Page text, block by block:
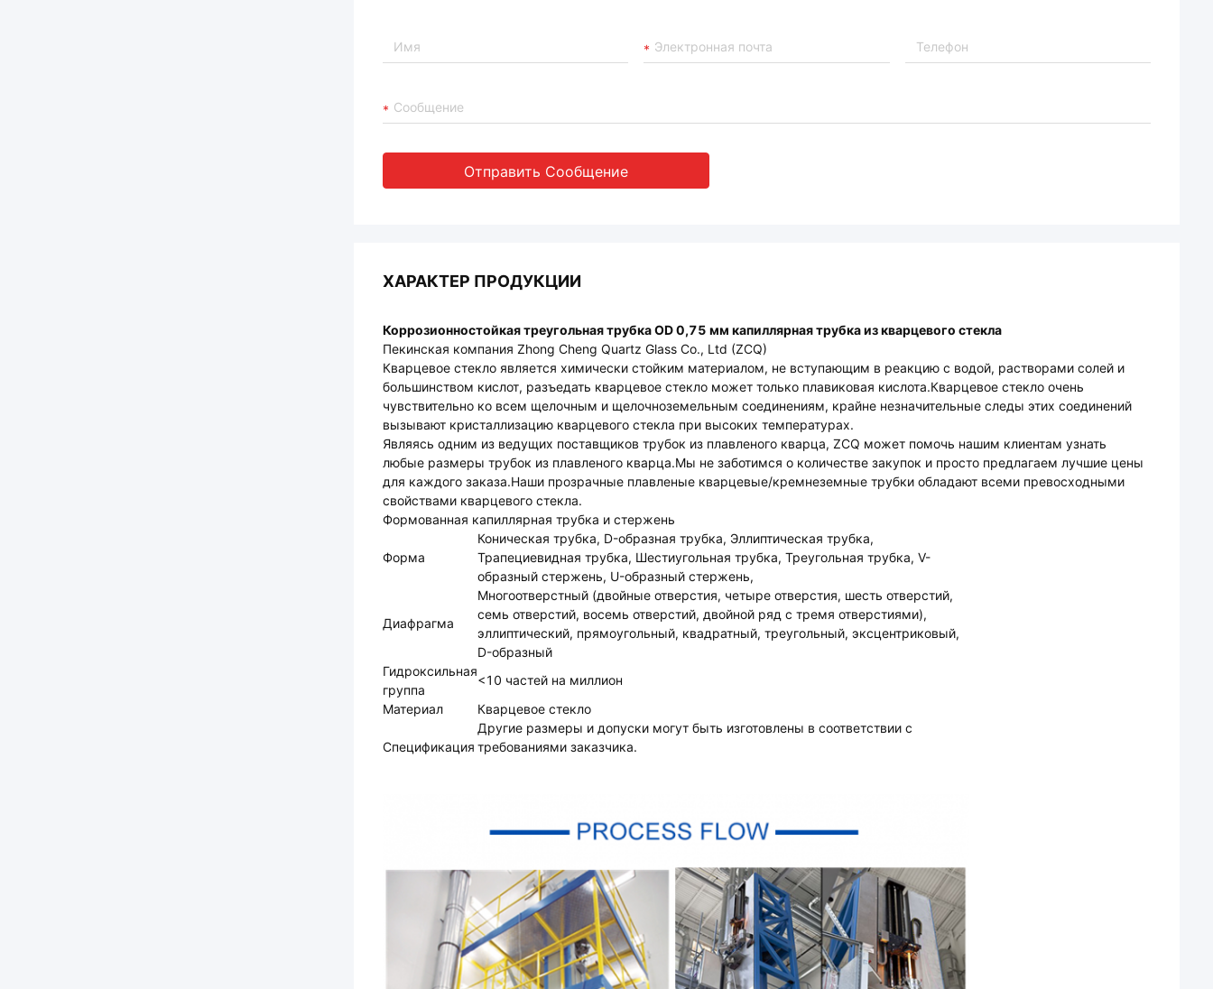
Отправить Сообщение
ХАРАКТЕР ПРОДУКЦИИ
Коррозионностойкая треугольная трубка OD 0,75 мм капиллярная трубка из кварцевого стекла
Пекинская компания Zhong Cheng Quartz Glass Co., Ltd (ZCQ)
Кварцевое стекло является химически стойким материалом, не вступающим в реакцию с водой, растворами солей и
большинством кислот, разъедать кварцевое стекло может только плавиковая кислота.Кварцевое стекло очень
чувствительно ко всем щелочным и щелочноземельным соединениям, крайне незначительные следы этих соединений
вызывают кристаллизацию кварцевого стекла при высоких температурах.
Являясь одним из ведущих поставщиков трубок из плавленого кварца, ZCQ может помочь нашим клиентам узнать
любые размеры трубок из плавленого кварца.Мы не заботимся о количестве закупок и просто предлагаем лучшие цены
для каждого заказа.Наши прозрачные плавленые кварцевые/кремнеземные трубки обладают всеми превосходными
свойствами кварцевого стекла.
Формованная капиллярная трубка и стержень
Форма
Коническая трубка, D-образная трубка, Эллиптическая трубка,
Трапециевидная трубка, Шестиугольная трубка, Треугольная трубка, V-
образный стержень, U-образный стержень,
Диафрагма
Многоотверстный (двойные отверстия, четыре отверстия, шесть отверстий,
семь отверстий, восемь отверстий, двойной ряд с тремя отверстиями),
эллиптический, прямоугольный, квадратный, треугольный, эксцентриковый,
D-образный
Гидроксильная
группа
<10 частей на миллион
Материал
Кварцевое стекло
Спецификация
Другие размеры и допуски могут быть изготовлены в соответствии с
требованиями заказчика.